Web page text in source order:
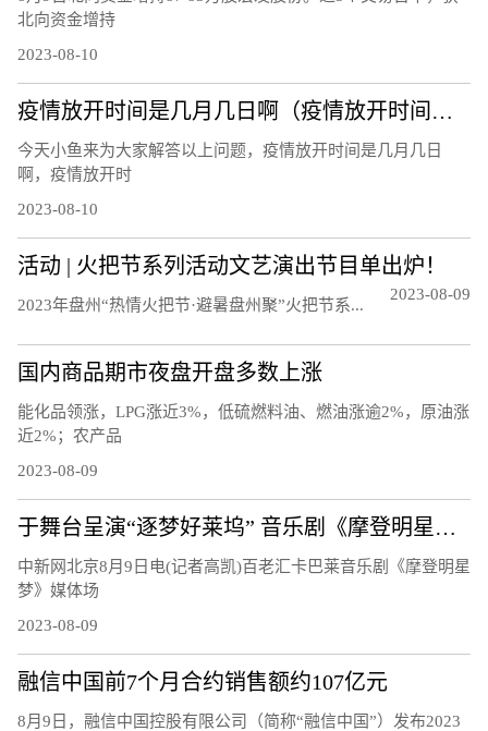
北向资金增持
2023-08-10
疫情放开时间是几月几日啊（疫情放开时间是几月几日）
今天小鱼来为大家解答以上问题，疫情放开时间是几月几日
啊，疫情放开时
2023-08-10
活动 | 火把节系列活动文艺演出节目单出炉！
20‍‍‍‍‍‍‍‍‍23年盘州“热情火把节·避暑盘州聚”火把节系...
2023-08-09
国内商品期市夜盘开盘多数上涨
能化品领涨，LPG涨近3%，低硫燃料油、燃油涨逾2%，原油涨
近2%；农产品
2023-08-09
于舞台呈演“逐梦好莱坞” 音乐剧《摩登明星梦》将正式启幕
中新网北京8月9日电(记者高凯)百老汇卡巴莱音乐剧《摩登明星
梦》媒体场
2023-08-09
融信中国前7个月合约销售额约107亿元
8月9日，融信中国控股有限公司（简称“融信中国”）发布2023